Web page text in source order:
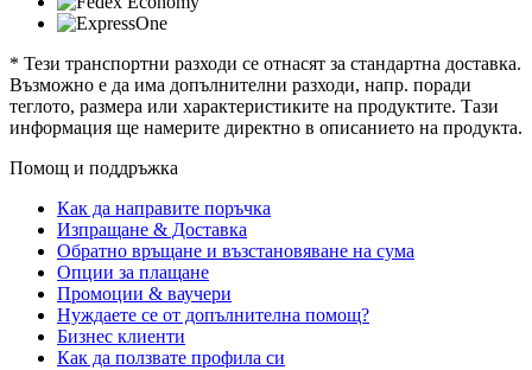
* Тези транспортни разходи се отнасят за стандартна доставка.
Възможно е да има допълнителни разходи, напр. поради
теглото, размера или характеристиките на продуктите. Тази
информация ще намерите директно в описанието на продукта.
Помощ и поддръжка
Как да направите поръчка
Изпращане & Доставка
Обратно връщане и възстановяване на сума
Опции за плащане
Промоции & ваучери
Нуждаете се от допълнителна помощ?
Бизнес клиенти
Как да ползвате профила си